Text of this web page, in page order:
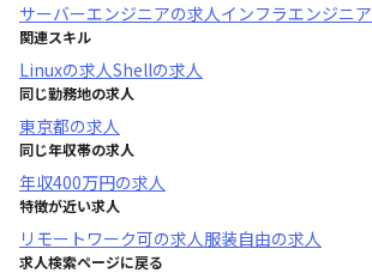
サーバーエンジニアの求人インフラエンジニア
関連スキル
Linuxの求人Shellの求人
同じ勤務地の求人
東京都の求人
同じ年収帯の求人
年収400万円の求人
特徴が近い求人
リモートワーク可の求人服装自由の求人
求人検索ページに戻る